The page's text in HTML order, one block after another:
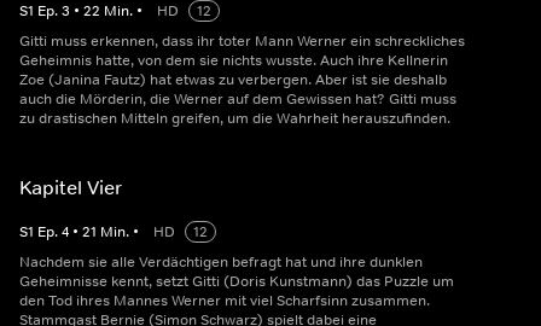
S1 Ep.3 • 22 Min. • HD
12
Gitti muss erkennen, dass ihr toter Mann Werner ein schreckliches
Geheimnis hatte, von dem sie nichts wusste. Auch ihre Kellnerin
Zoe (Janina Fautz) hat etwas zu verbergen. Aber ist sie deshalb
auch die Mörderin, die Werner auf dem Gewissen hat? Gitti muss
zu drastischen Mitteln greifen, um die Wahrheit herauszufinden.
Kapitel Vier
S1 Ep.4 • 21 Min. • HD
12
Nachdem sie alle Verdächtigen befragt hat und ihre dunklen
Geheimnisse kennt, setzt Gitti (Doris Kunstmann) das Puzzle um
den Tod ihres Mannes Werner mit viel Scharfsinn zusammen.
Stammgast Bernie (Simon Schwarz) spielt dabei eine